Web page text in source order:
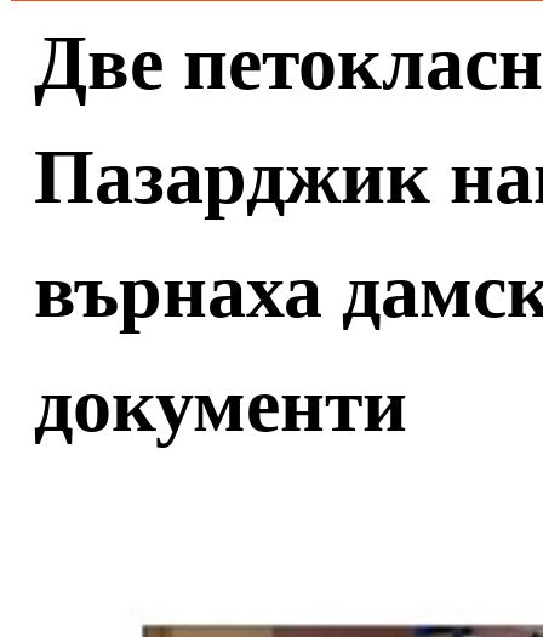
Две
Пазарджик
върнаха
документи